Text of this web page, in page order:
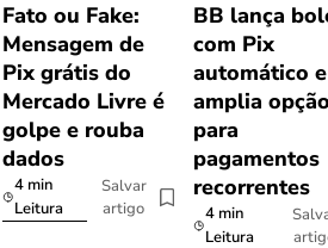
Fato ou Fake:
Mensagem de
Pix grátis do
Mercado Livre é
golpe e rouba
dados
4 min
Leitura
Salvar
artigo
BB lança
com Pix
automático e
amplia
para
pagamentos
recorrentes
4 min
Leitura